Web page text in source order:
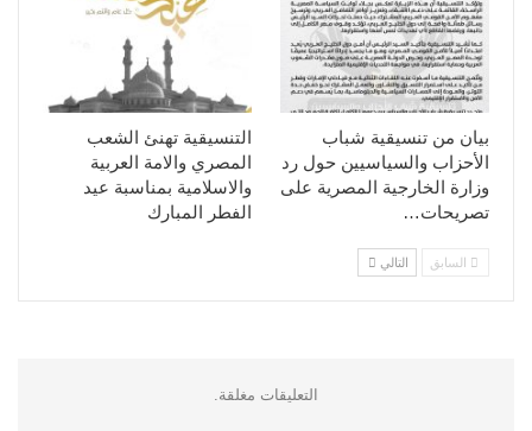
التنسيقية تهنئ الشعب
المصري والامة العربية
والاسلامية بمناسبة عيد
الفطر المبارك
بيان من تنسيقية شباب
الأحزاب والسياسيين حول رد
وزارة الخارجية المصرية على
تصريحات…
السابق التالي
التعليقات مغلقة.